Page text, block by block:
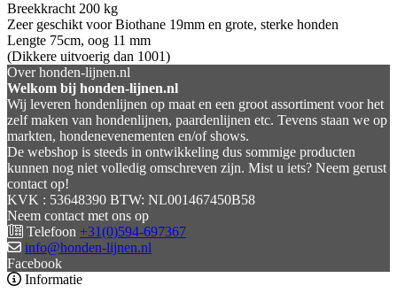
Breekkracht 200 kg
Zeer geschikt voor Biothane 19mm en grote, sterke honden
Lengte 75cm, oog 11 mm
(Dikkere uitvoerig dan 1001)
Over honden-lijnen.nl
Welkom bij honden-lijnen.nl
Wij leveren hondenlijnen op maat en een groot assortiment voor het
zelf maken van hondenlijnen, paardenlijnen etc. Tevens staan we op
markten, hondenevenementen en/of shows.
De webshop is steeds in ontwikkeling dus sommige producten
kunnen nog niet volledig omschreven zijn. Mist u iets? Neem gerust
contact op!
KVK : 53648390 BTW: NL001467450B58
Neem contact met ons op
Telefoon +31(0)594-697367
info@honden-lijnen.nl
Facebook
Informatie